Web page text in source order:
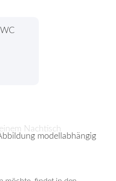
WC
modellabhängig